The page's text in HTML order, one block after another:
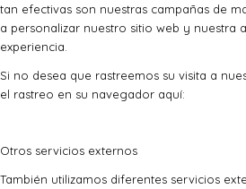
tan efectivas son nuestras campañas de
a personalizar nuestro sitio web y nuestra
experiencia.
Si no desea que rastreemos su visita a
el rastreo en su navegador aquí:
Otros servicios externos
También utilizamos diferentes servicios